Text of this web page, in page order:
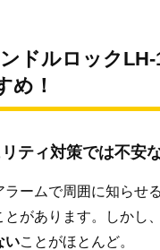
ドルロック
め！
ティ対策では不安
ラームで周囲に知らせ
があります。しかし、
いことがほとんど。